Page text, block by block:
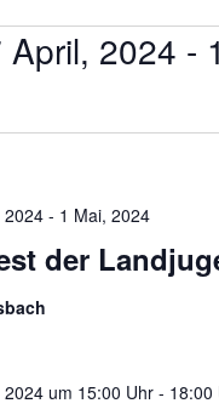
April, 2024 -
der
2024- 1 Mai, 2024
2024 um 15:00 Uhr- 18:00